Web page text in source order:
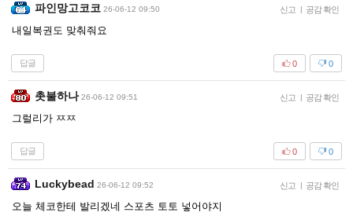
파인망고코코 26-06-12 09:50 신고 | 공감 확인
내일복권도 맞춰줘요
답글 0
0
촛불하나 26-06-12 09:51 신고 | 공감 확인
그럴리가 ㅉㅉ
답글 0
0
Luckybead 26-06-12 09:52 신고 | 공감 확인
오늘 체코한테 발리겠네 스포츠 토토 넣어야지